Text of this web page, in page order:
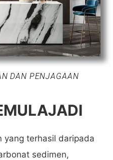
DAN PENJAGAAN
yang terhasil daripada
sedimen,